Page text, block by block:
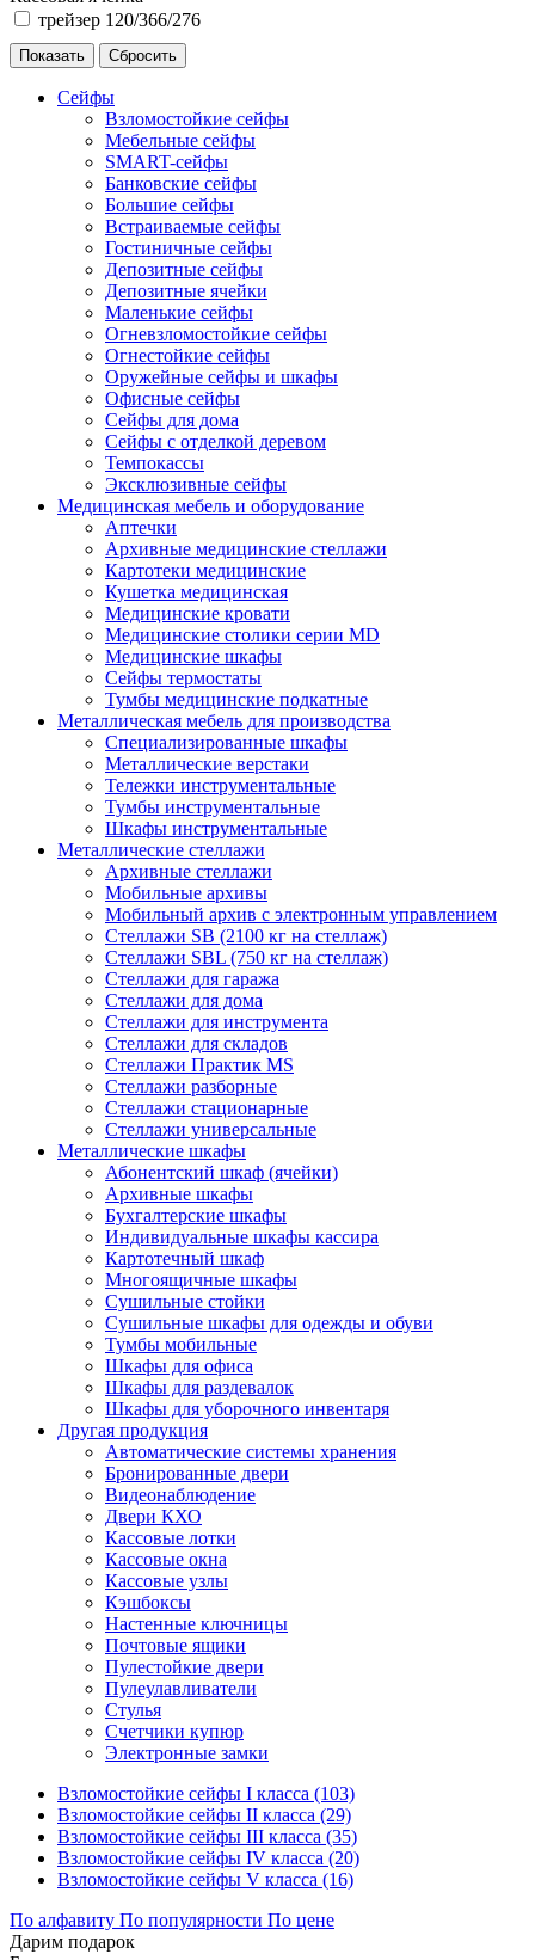
трейзер 120/366/276
Сейфы
Взломостойкие сейфы
Мебельные сейфы
SMART-сейфы
Банковские сейфы
Большие сейфы
Встраиваемые сейфы
Гостиничные сейфы
Депозитные сейфы
Депозитные ячейки
Маленькие сейфы
Огневзломостойкие сейфы
Огнестойкие сейфы
Оружейные сейфы и шкафы
Офисные сейфы
Сейфы для дома
Сейфы с отделкой деревом
Темпокассы
Эксклюзивные сейфы
Медицинская мебель и оборудование
Аптечки
Архивные медицинские стеллажи
Картотеки медицинские
Кушетка медицинская
Медицинские кровати
Медицинские столики серии MD
Медицинские шкафы
Сейфы термостаты
Тумбы медицинские подкатные
Металлическая мебель для производства
Cпециализированные шкафы
Металлические верстаки
Тележки инструментальные
Тумбы инструментальные
Шкафы инструментальные
Металлические стеллажи
Архивные стеллажи
Мобильные архивы
Мобильный архив с электронным управлением
Стеллажи SB (2100 кг на стеллаж)
Стеллажи SBL (750 кг на стеллаж)
Стеллажи для гаража
Стеллажи для дома
Стеллажи для инструмента
Стеллажи для складов
Стеллажи Практик MS
Стеллажи разборные
Стеллажи стационарные
Стеллажи универсальные
Металлические шкафы
Абонентский шкаф (ячейки)
Архивные шкафы
Бухгалтерские шкафы
Индивидуальные шкафы кассира
Картотечный шкаф
Многоящичные шкафы
Сушильные стойки
Сушильные шкафы для одежды и обуви
Тумбы мобильные
Шкафы для офиса
Шкафы для раздевалок
Шкафы для уборочного инвентаря
Другая продукция
Автоматические системы хранения
Бронированные двери
Видеонаблюдение
Двери КХО
Кассовые лотки
Кассовые окна
Кассовые узлы
Кэшбоксы
Настенные ключницы
Почтовые ящики
Пулестойкие двери
Пулеулавливатели
Стулья
Счетчики купюр
Электронные замки
Взломостойкие сейфы I класса (103)
Взломостойкие сейфы II класса (29)
Взломостойкие сейфы III класса (35)
Взломостойкие сейфы IV класса (20)
Взломостойкие сейфы V класса (16)
По алфавиту По популярности По цене
Дарим подарок